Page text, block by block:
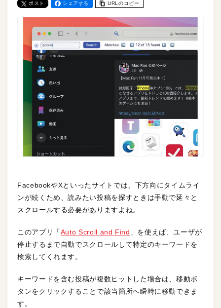
ポスト シェアする URLのコピー
FacebookやXといったサイトでは、下方向にタイムライ
ンが続くため、読みたい投稿を探すときは手動で延々と
スクロールする必要がありますよね。
このアプリ「Auto Scroll and Find 」を使えば、ユーザが
停止するまで自動でスクロールして特定のキーワードを
検索してくれます。
キーワードを含む投稿が複数ヒットした場合は、移動ボ
タンをクリックすることで該当箇所へ瞬時に移動できま
す。